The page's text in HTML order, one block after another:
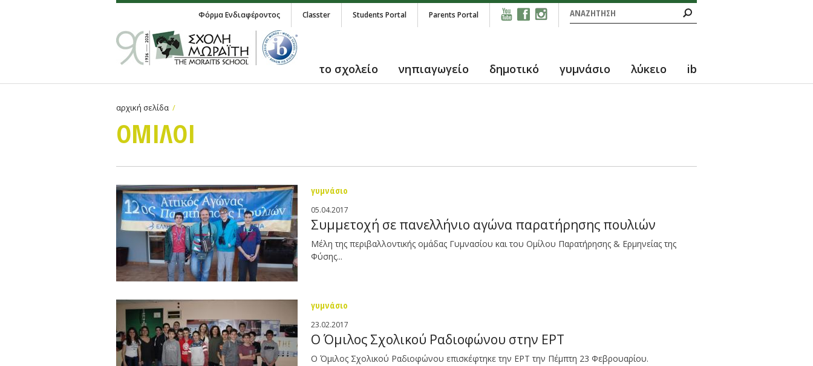
Φόρμα αναζήτησης
Αναζήτηση
Φόρμα Ενδιαφέροντος Classter Students Portal Parents Portal
το σχολείο νηπιαγωγείο δημοτικό γυμνάσιο λύκειο ib
αρχική σελίδα
ΟΜΙΛΟΙ
γυμνάσιο
05.04.2017
Συμμετοχή σε πανελλήνιο αγώνα παρατήρησης πουλιών
Μέλη της περιβαλλοντικής ομάδας Γυμνασίου και του Ομίλου Παρατήρησης & Ερμηνείας της
Φύσης...
γυμνάσιο
23.02.2017
Ο Όμιλος Σχολικού Ραδιοφώνου στην ΕΡΤ
Ο Όμιλος Σχολικού Ραδιοφώνου επισκέφτηκε την ΕΡΤ την Πέμπτη 23 Φεβρουαρίου.